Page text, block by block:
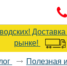
рынке!
Полезная